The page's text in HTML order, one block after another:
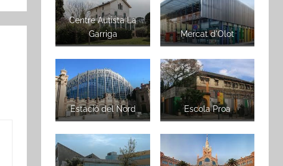
Centre Autista La
Garriga
Mercat d'Olot
Estació del Nord Escola Proa